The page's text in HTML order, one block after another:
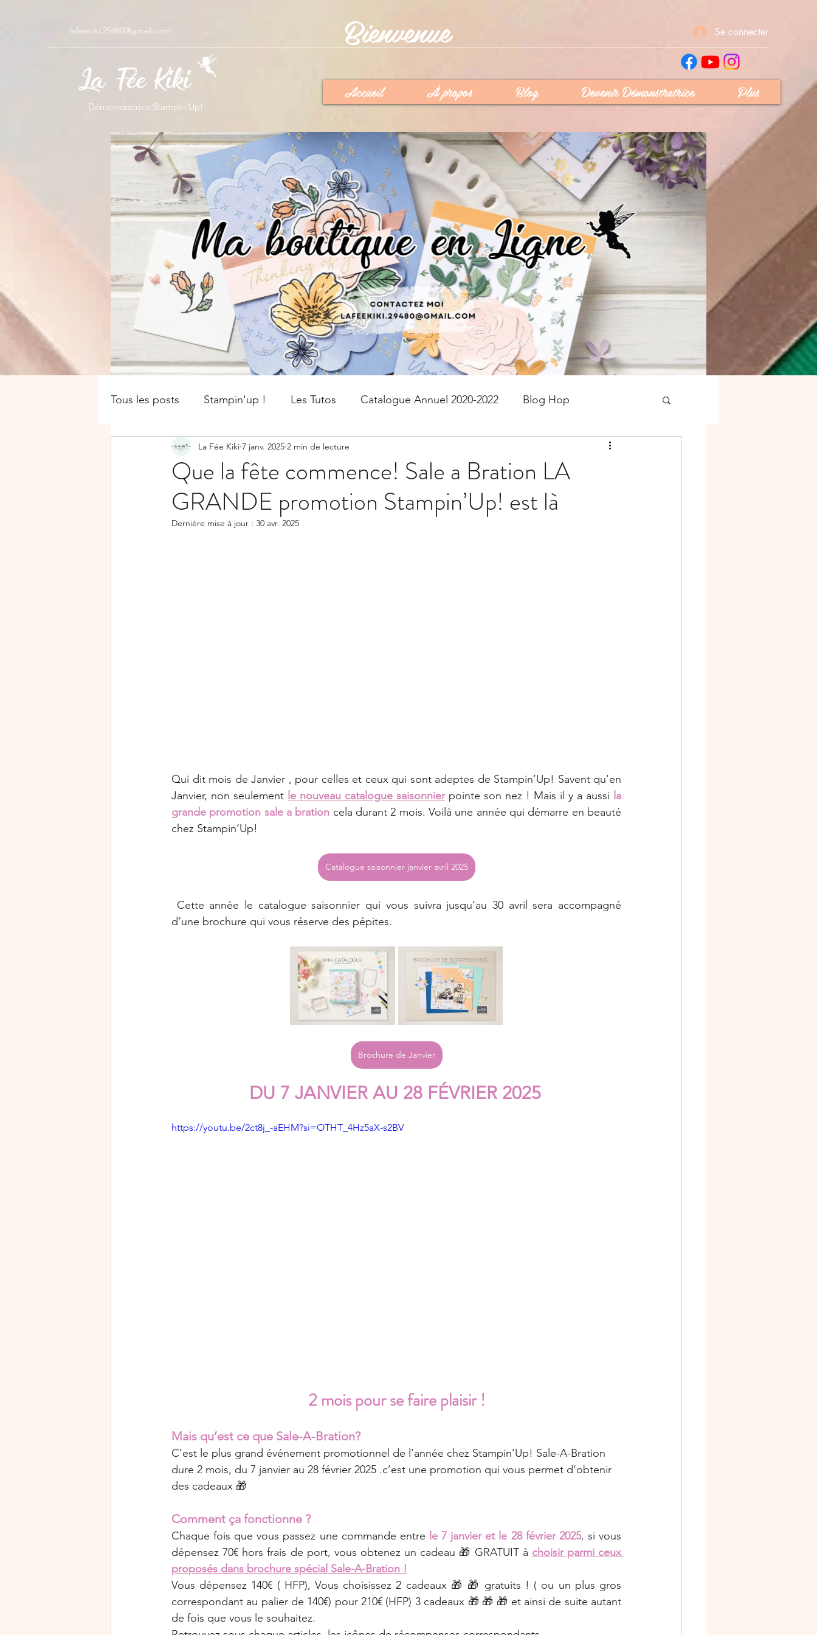
lafeekiki.29480@gmail.com Se connecter
Démonstratrice Stampin’Up!
Accueil À propos Blog Devenir Démonstratrice Plus
Bienvenue
Tous les posts Stampin'up ! Les Tutos Catalogue Annuel 2020-2022 Blog Hop
catalogue saisonnier Offres kits
SALE-A-BRATION Livraison gratuite Devenir Démonstratrice
Que la fête commence! Sale a Bration LA
GRANDE promotion Stampin’Up! est là
La Fée Kiki 7 janv. 2025 2 min de lecture
Dernière mise à jour : 30 avr. 2025
Qui dit mois de Janvier , pour celles et ceux qui sont adeptes de Stampin’Up! Savent qu’en
Janvier, non seulement le nouveau catalogue saisonnier pointe son nez ! Mais il y a aussi la
grande promotion sale a bration cela durant 2 mois. Voilà une année qui démarre en beauté
chez Stampin’Up!
Catalogue saisonnier janvier avril 2025
d’une brochure qui vous réserve des pépites.
Brochure de Janvier
DU 7 JANVIER AU 28 FÉVRIER 2025
https://youtu.be/2ct8j_-aEHM?si=OTHT_4Hz5aX-s2BV
2 mois pour se faire plaisir !
Mais qu’est ce que Sale-A-Bration?
C’est le plus grand événement promotionnel de l’année chez Stampin’Up! Sale-A-Bration
dure 2 mois, du 7 janvier au 28 février 2025 .c’est une promotion qui vous permet d’obtenir
des cadeaux 🎁
Comment ça fonctionne ?
Chaque fois que vous passez une commande entre le 7 janvier et le 28 février 2025, si vous
dépensez 70€ hors frais de port, vous obtenez un cadeau 🎁 GRATUIT à choisir parmi ceux
proposés dans brochure spécial Sale-A-Bration !
Vous dépensez 140€ ( HFP), Vous choisissez 2 cadeaux 🎁 🎁 gratuits ! ( ou un plus gros
correspondant au palier de 140€) pour 210€ (HFP) 3 cadeaux 🎁 🎁 🎁 et ainsi de suite autant
de fois que vous le souhaitez.